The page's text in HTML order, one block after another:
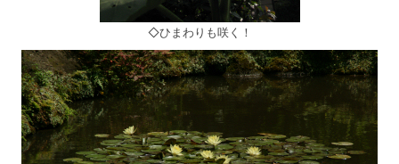
◇ひまわりも咲く！